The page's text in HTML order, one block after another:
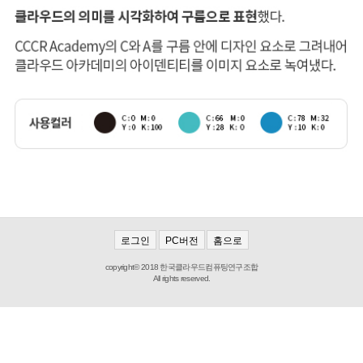
로그인 PC버전 홈으로
copyright© 2018 한국클라우드컴퓨팅연구조합
All rights reserved.